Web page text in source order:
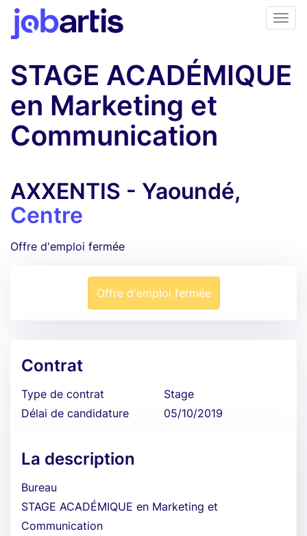
STAGE ACADÉMIQUE
en Marketing et
Communication
AXXENTIS - Yaoundé,
Centre
Offre d'emploi fermée
Offre d'emploi fermée
Contrat
Type de contrat
Stage
Délai de candidature
05/10/2019
La description
Bureau
STAGE ACADÉMIQUE en Marketing et
Communication